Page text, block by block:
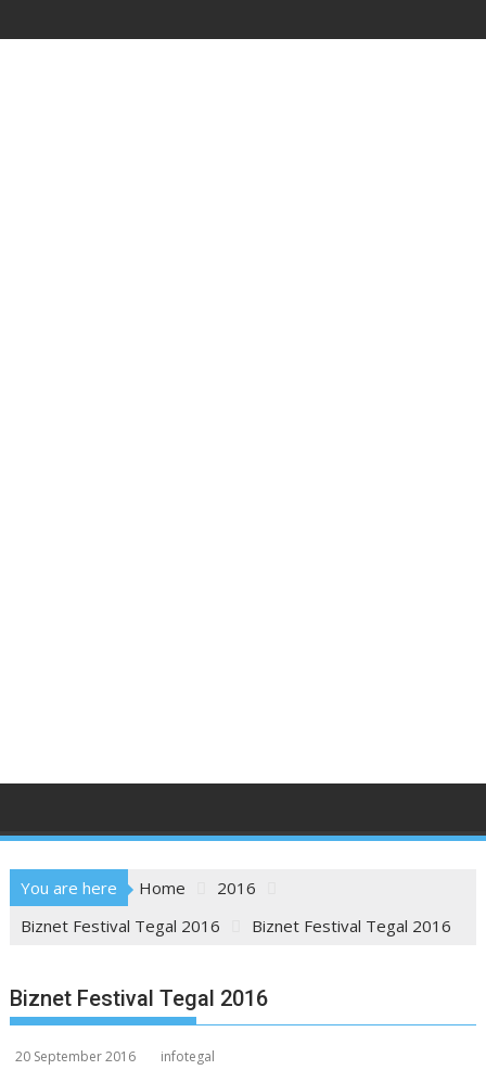
to
You are here Home
2016
Biznet Festival Tegal 2016
Biznet Festival Tegal 2016
Biznet Festival Tegal 2016
20 September 2016 infotegal